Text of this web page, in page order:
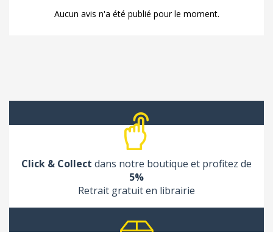
Aucun avis n'a été publié pour le moment.
Click & Collect dans notre boutique et profitez de
5%
Retrait gratuit en librairie